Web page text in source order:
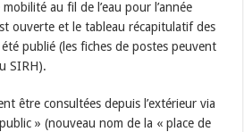
au fil de l’eau pour l’année
ouverte et le tableau récapitulatif des
publié (les fiches de postes peuvent
SIRH).
être consultées depuis l’extérieur via
» (nouveau nom de la « place de